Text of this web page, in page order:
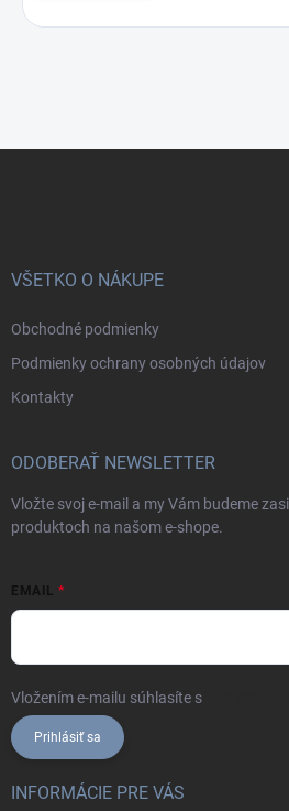
VŠETKO O NÁKUPE
Obchodné podmienky
Podmienky ochrany osobných údajov
Kontakty
ODOBERAŤ NEWSLETTER
Vložte svoj e-mail a my Vám budeme
produktoch na našom e-shope.
EMAIL
Vložením e-mailu súhlasíte s
Prihlásiť sa
INFORMÁCIE PRE VÁS